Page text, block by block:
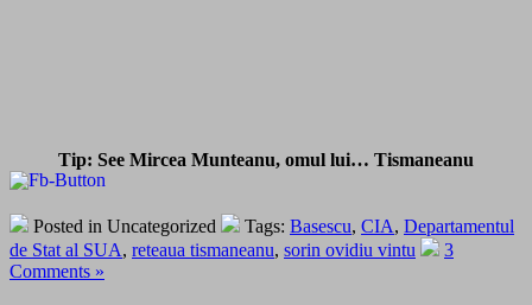
Tip: See Mircea Munteanu, omul lui… Tismaneanu
Posted in Uncategorized Tags: Basescu, CIA, Departamentul
de Stat al SUA, reteaua tismaneanu, sorin ovidiu vintu
3
Comments »